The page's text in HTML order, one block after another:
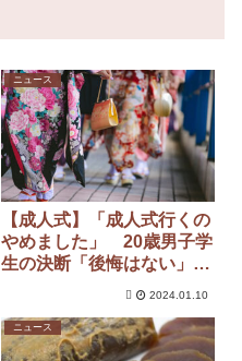
ニュース
【成人式】「成人式行くの
やめました」 20歳男子学
生の決断「後悔はない」
2024.01.10
ニュース